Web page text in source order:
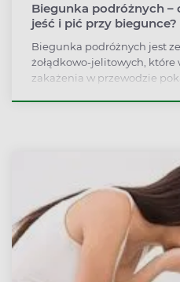
Biegunka podróżnych –
jeść i pić przy biegunce?
Biegunka podróżnych jest
żołądkowo-jelitowych, które
zakażenia w przewodzie